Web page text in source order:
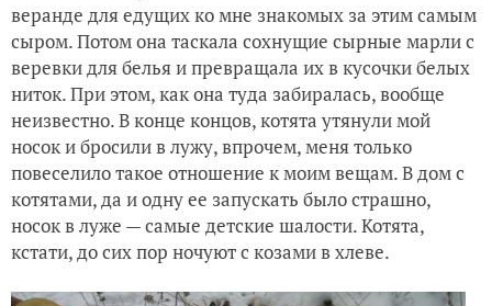
веранде для едущих ко мне знакомых за этим самым
сыром. Потом она таскала сохнущие сырные марли с
веревки для белья и превращала их в кусочки белых
ниток. При этом, как она туда забиралась, вообще
неизвестно. В конце концов, котята утянули мой
носок и бросили в лужу, впрочем, меня только
повеселило такое отношение к моим вещам. В дом с
котятами, да и одну ее запускать было страшно,
носок в луже — самые детские шалости. Котята,
кстати, до сих пор ночуют с козами в хлеве.